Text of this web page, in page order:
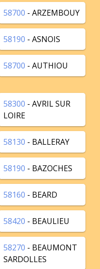
58700 - ARZEMBOUY
58190 - ASNOIS
58700 - AUTHIOU
58300 - AVRIL SUR
LOIRE
58130 - BALLERAY
58190 - BAZOCHES
58160 - BEARD
58420 - BEAULIEU
58270 - BEAUMONT
SARDOLLES